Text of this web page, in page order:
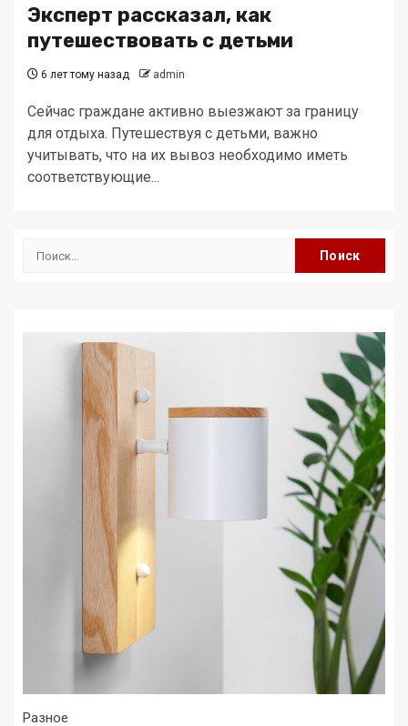
Эксперт рассказал, как
путешествовать с детьми
6 лет тому назад admin
Сейчас граждане активно выезжают за границу
для отдыха. Путешествуя с детьми, важно
учитывать, что на их вывоз необходимо иметь
соответствующие...
Найти:
Разное